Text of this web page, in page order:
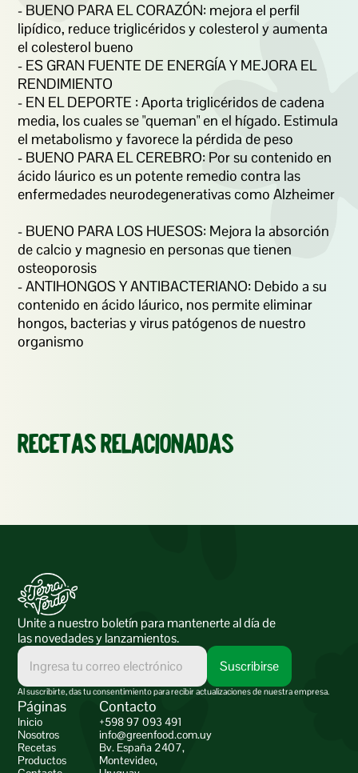
- BUENO PARA EL CORAZÓN: mejora el perfil
lipídico, reduce triglicéridos y colesterol y aumenta
el colesterol bueno
- ES GRAN FUENTE DE ENERGÍA Y MEJORA EL
RENDIMIENTO
- EN EL DEPORTE : Aporta triglicéridos de cadena
media, los cuales se "queman" en el hígado. Estimula
el metabolismo y favorece la pérdida de peso
- BUENO PARA EL CEREBRO: Por su contenido en
ácido láurico es un potente remedio contra las
enfermedades neurodegenerativas como Alzheimer
- BUENO PARA LOS HUESOS: Mejora la absorción
de calcio y magnesio en personas que tienen
osteoporosis
- ANTIHONGOS Y ANTIBACTERIANO: Debido a su
contenido en ácido láurico, nos permite eliminar
hongos, bacterias y virus patógenos de nuestro
organismo
Recetas relacionadas
Unite a nuestro boletín para mantenerte al día de
las novedades y lanzamientos.
Al suscribirte, das tu consentimiento para recibir actualizaciones de nuestra empresa.
Páginas
Inicio
Nosotros
Recetas
Productos
Contacto
+598 97 093 491
info@greenfood.com.uy
Bv. España 2407,
Montevideo,